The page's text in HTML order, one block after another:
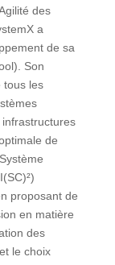
des
a
de sa
Son
tous les
de
proposant de
en matière
des
le choix